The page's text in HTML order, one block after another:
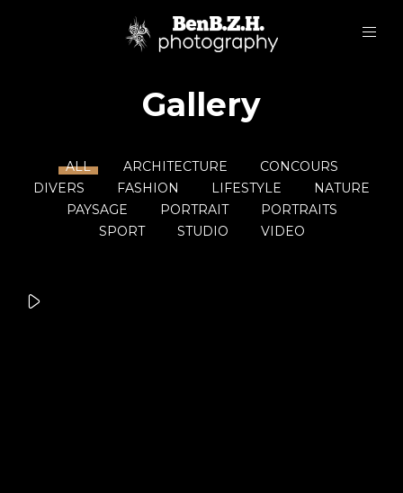
Gallery
ALL ARCHITECTURE
CONCOURS
DIVERS
FASHION LIFESTYLE
NATURE
PAYSAGE
PORTRAIT
PORTRAITS
SPORT
STUDIO VIDEO